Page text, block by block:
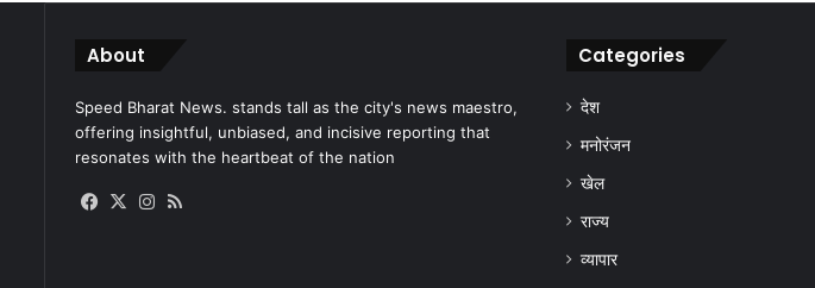
About
Speed Bharat News. stands tall as the city's news maestro,
offering insightful, unbiased, and incisive reporting that
resonates with the heartbeat of the nation
Facebook
X Instagram
Categories
देश
मनोरंजन
खेल
राज्य
व्यापार